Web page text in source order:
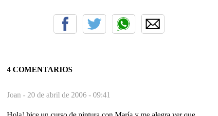
4 COMENTARIOS
Joan - 20 de abril de 2006 - 09:41